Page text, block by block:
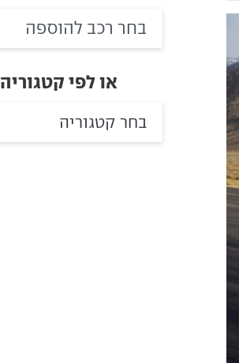
או לפי קטגוריה
בחר קטגוריה